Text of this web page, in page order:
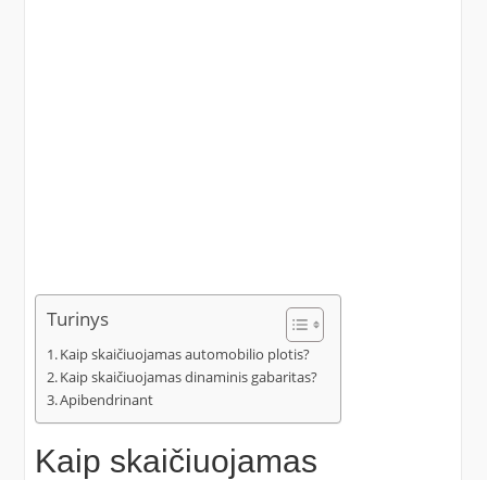
Turinys
Kaip skaičiuojamas automobilio plotis?
Kaip skaičiuojamas dinaminis gabaritas?
Apibendrinant
Kaip skaičiuojamas